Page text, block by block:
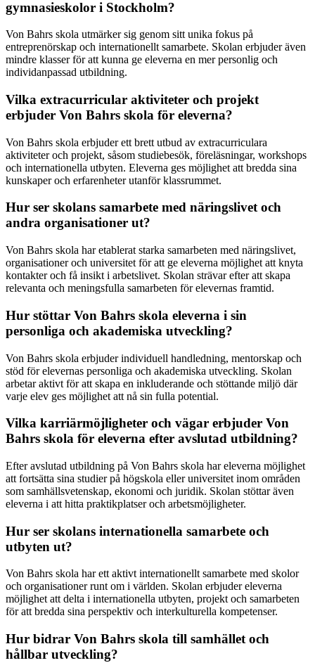
gymnasieskolor i Stockholm?
Von Bahrs skola utmärker sig genom sitt unika fokus på
entreprenörskap och internationellt samarbete. Skolan erbjuder även
mindre klasser för att kunna ge eleverna en mer personlig och
individanpassad utbildning.
Vilka extracurricular aktiviteter och projekt
erbjuder Von Bahrs skola för eleverna?
Von Bahrs skola erbjuder ett brett utbud av extracurriculara
aktiviteter och projekt, såsom studiebesök, föreläsningar, workshops
och internationella utbyten. Eleverna ges möjlighet att bredda sina
kunskaper och erfarenheter utanför klassrummet.
Hur ser skolans samarbete med näringslivet och
andra organisationer ut?
Von Bahrs skola har etablerat starka samarbeten med näringslivet,
organisationer och universitet för att ge eleverna möjlighet att knyta
kontakter och få insikt i arbetslivet. Skolan strävar efter att skapa
relevanta och meningsfulla samarbeten för elevernas framtid.
Hur stöttar Von Bahrs skola eleverna i sin
personliga och akademiska utveckling?
Von Bahrs skola erbjuder individuell handledning, mentorskap och
stöd för elevernas personliga och akademiska utveckling. Skolan
arbetar aktivt för att skapa en inkluderande och stöttande miljö där
varje elev ges möjlighet att nå sin fulla potential.
Vilka karriärmöjligheter och vägar erbjuder Von
Bahrs skola för eleverna efter avslutad utbildning?
Efter avslutad utbildning på Von Bahrs skola har eleverna möjlighet
att fortsätta sina studier på högskola eller universitet inom områden
som samhällsvetenskap, ekonomi och juridik. Skolan stöttar även
eleverna i att hitta praktikplatser och arbetsmöjligheter.
Hur ser skolans internationella samarbete och
utbyten ut?
Von Bahrs skola har ett aktivt internationellt samarbete med skolor
och organisationer runt om i världen. Skolan erbjuder eleverna
möjlighet att delta i internationella utbyten, projekt och samarbeten
för att bredda sina perspektiv och interkulturella kompetenser.
Hur bidrar Von Bahrs skola till samhället och
hållbar utveckling?